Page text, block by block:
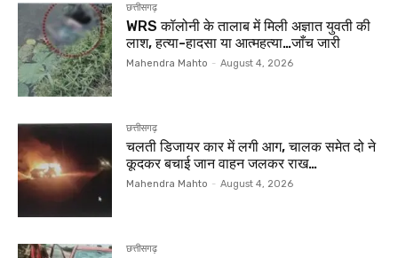
छत्तीसगढ़
WRS कॉलोनी के तालाब में मिली अज्ञात युवती की
लाश, हत्या-हादसा या आत्महत्या…जाँच जारी
Mahendra Mahto - August 4, 2026
छत्तीसगढ़
चलती डिजायर कार में लगी आग, चालक समेत दो ने
कूदकर बचाई जान वाहन जलकर राख…
Mahendra Mahto - August 4, 2026
छत्तीसगढ़